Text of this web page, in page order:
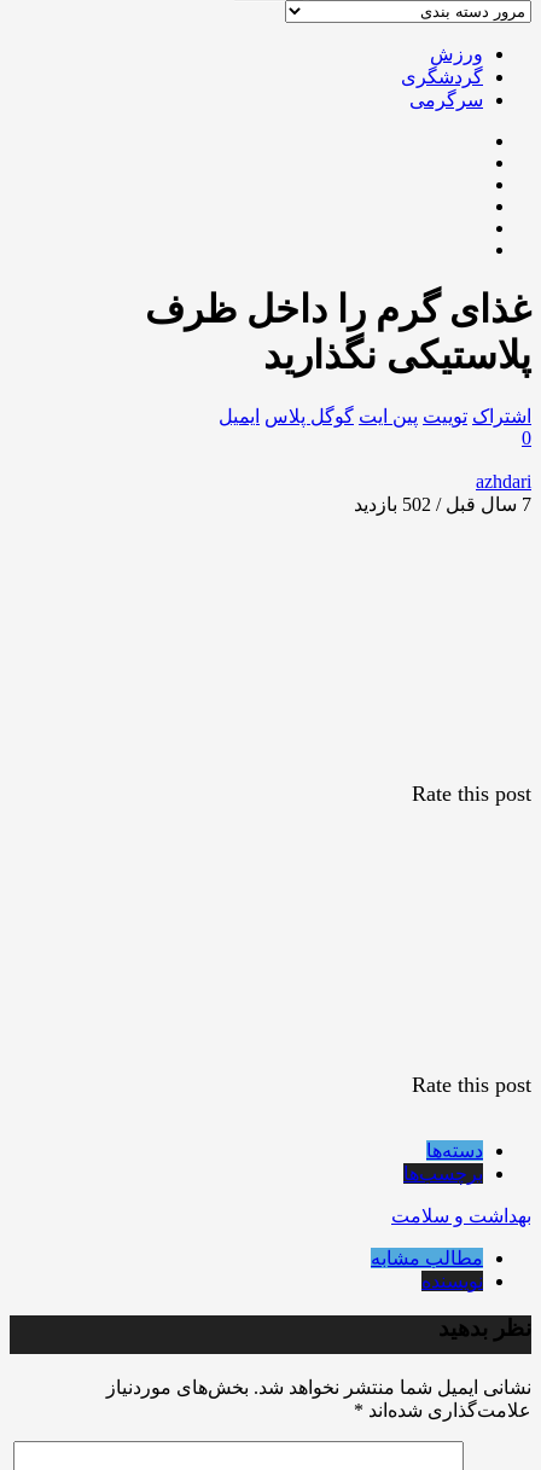
ورزش
گردشگری
سرگرمی
غذای گرم را داخل ظرف
پلاستیکی نگذارید
اشتراک توییت پین ایت گوگل‌ پلاس ایمیل
0
azhdari
7 سال قبل / 502
بازدید
Rate this post
Rate this post
دسته‌ها
برچسب‌ها
بهداشت و سلامت
مطالب مشابه
نویسنده
نظر بدهید
نشانی ایمیل شما منتشر نخواهد شد. بخش‌های موردنیاز
علامت‌گذاری شده‌اند *